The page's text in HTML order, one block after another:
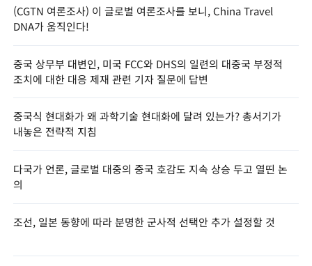
(CGTN 여론조사) 이 글로벌 여론조사를 보니, China Travel
DNA가 움직인다!
중국 상무부 대변인, 미국 FCC와 DHS의 일련의 대중국 부정적
조치에 대한 대응 제재 관련 기자 질문에 답변
중국식 현대화가 왜 과학기술 현대화에 달려 있는가? 총서기가
내놓은 전략적 지침
다국가 언론, 글로벌 대중의 중국 호감도 지속 상승 두고 열띤 논
의
조선, 일본 동향에 따라 분명한 군사적 선택안 추가 설정할 것